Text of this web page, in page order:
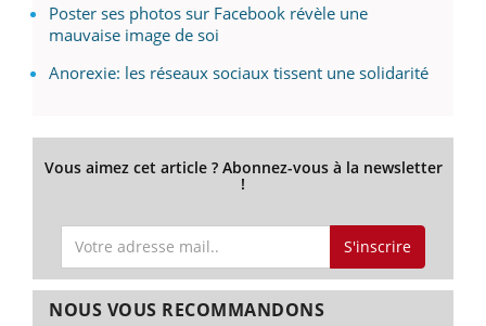
Poster ses photos sur Facebook révèle une
mauvaise image de soi
Anorexie: les réseaux sociaux tissent une solidarité
Vous aimez cet article ? Abonnez-vous à la newsletter
!
S'inscrire
NOUS VOUS RECOMMANDONS